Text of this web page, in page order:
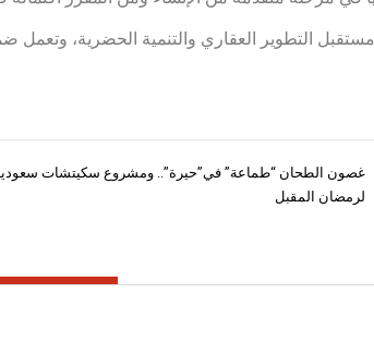
التطوير العقاري والتنمية الحضرية، وتعمل
غصون الطحان “طماعة” في”حيرة”.. ومشروع سكيتشات سعودية-
لرمضان المقبل